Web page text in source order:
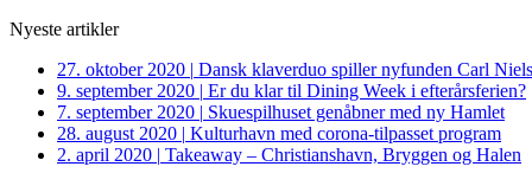
Nyeste artikler
27. oktober 2020 | Dansk klaverduo spiller nyfunden Carl
9. september 2020 | Er du klar til Dining Week i efterårsferien?
7. september 2020 | Skuespilhuset genåbner med ny Hamlet
28. august 2020 | Kulturhavn med corona-tilpasset program
2. april 2020 | Takeaway – Christianshavn, Bryggen og Halen